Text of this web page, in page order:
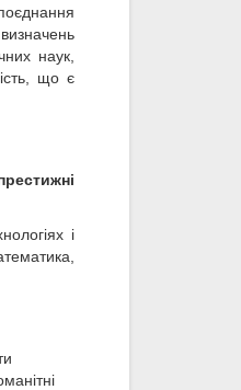
наук,
що є
і